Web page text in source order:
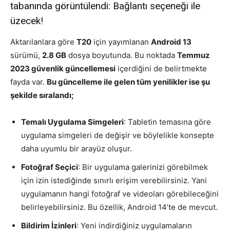
tabanında görüntülendi: Bağlantı seçeneği ile
üzecek!
Aktarılanlara göre T20 için yayımlanan Android 13
sürümü, 2.8 GB dosya boyutunda. Bu noktada Temmuz
2023 güvenlik güncellemesi içerdiğini de belirtmekte
fayda var. Bu güncelleme ile gelen tüm yenilikler ise şu
şekilde sıralandı;
Temalı Uygulama Simgeleri: Tabletin temasına göre
uygulama simgeleri de değişir ve böylelikle konsepte
daha uyumlu bir arayüz oluşur.
Fotoğraf Seçici: Bir uygulama galerinizi görebilmek
için izin istediğinde sınırlı erişim verebilirsiniz. Yani
uygulamanın hangi fotoğraf ve videoları görebileceğini
belirleyebilirsiniz. Bu özellik, Android 14’te de mevcut.
Bildirim İzinleri: Yeni indirdiğiniz uygulamaların